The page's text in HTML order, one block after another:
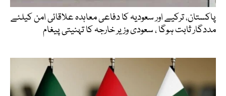
پاکستان، ترکیے اور سعودیہ کا دفاعی معاہدہ علاقائی امن کیلئے
مددگار ثابت ہوگا ، سعودی وزیر خارجہ کا تہنیتی پیغام